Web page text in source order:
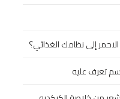
إلى نظامك الغذائي؟
تعرف عليه